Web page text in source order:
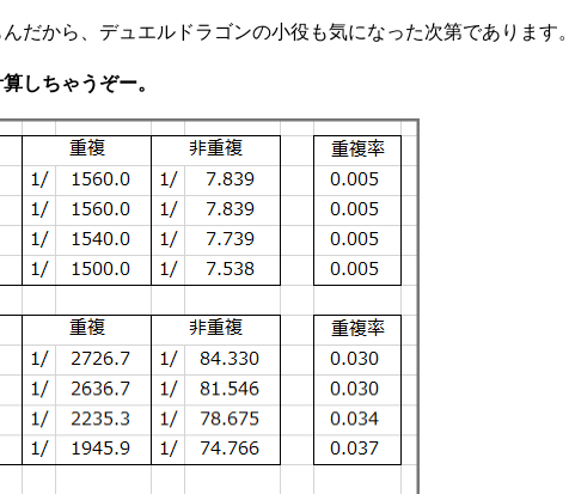
だから、デュエルドラゴンの小役も気になった次第であります。
しちゃうぞー。